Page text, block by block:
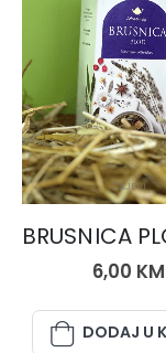
ČAJEVI
6,00 KM
DODAJ U